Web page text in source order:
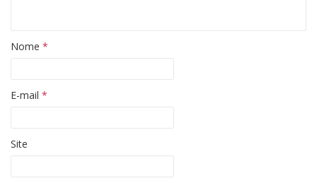
Nome *
E-mail *
Site